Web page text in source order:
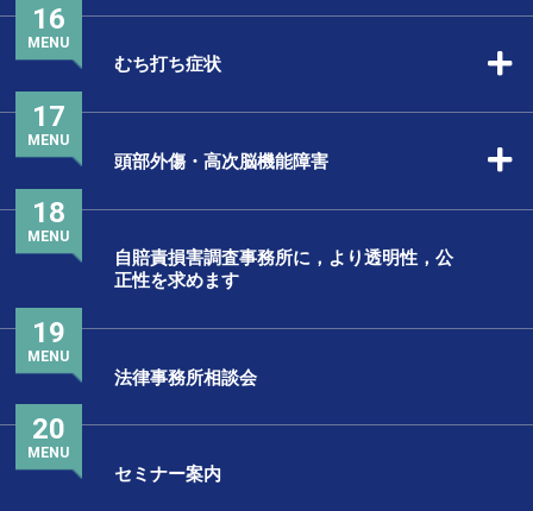
むち打ち症状
16
MENU
頭部外傷・高次脳機能障害
17
MENU
自賠責損害調査事務所に，より透明性，公
正性を求めます
18
MENU
法律事務所相談会
19
MENU
セミナー案内
20
MENU